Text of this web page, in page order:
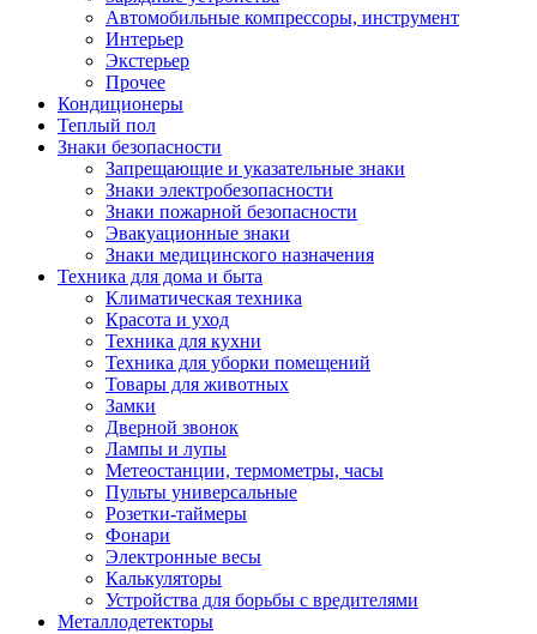
Автомобильные компрессоры, инструмент
Интерьер
Экстерьер
Прочее
Кондиционеры
Теплый пол
Знаки безопасности
Запрещающие и указательные знаки
Знаки электробезопасности
Знаки пожарной безопасности
Эвакуационные знаки
Знаки медицинского назначения
Техника для дома и быта
Климатическая техника
Красота и уход
Техника для кухни
Техника для уборки помещений
Товары для животных
Замки
Дверной звонок
Лампы и лупы
Метеостанции, термометры, часы
Пульты универсальные
Розетки-таймеры
Фонари
Электронные весы
Калькуляторы
Устройства для борьбы с вредителями
Металлодетекторы